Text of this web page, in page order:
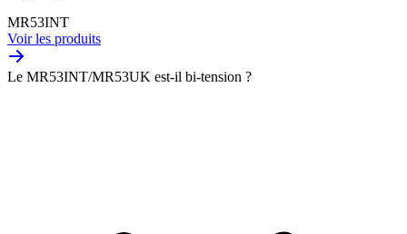
MR53INT
Voir les produits
Le MR53INT/MR53UK est-il bi-tension ?